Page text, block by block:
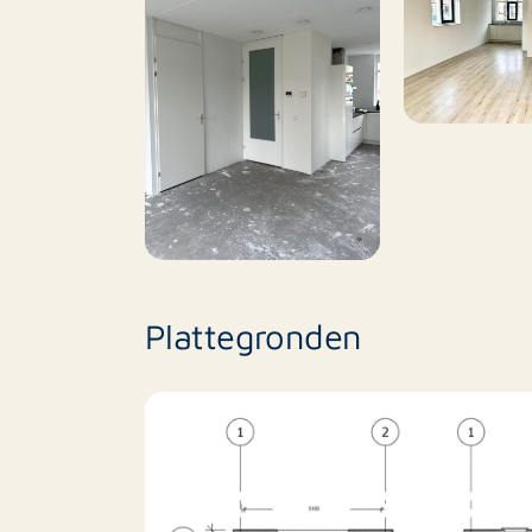
Plattegronden